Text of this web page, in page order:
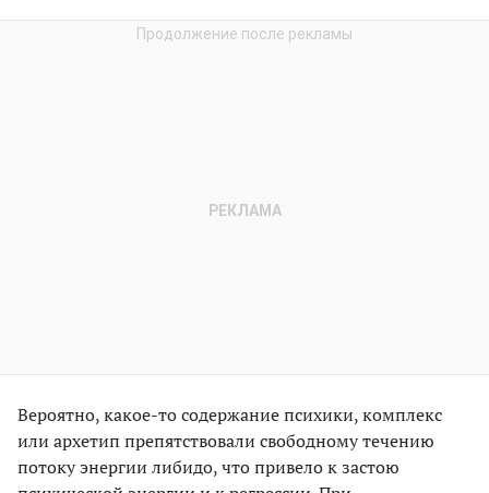
Вероятно, какое-то содержание психики, комплекс
или архетип препятствовали свободному течению
потоку энергии либидо, что привело к застою